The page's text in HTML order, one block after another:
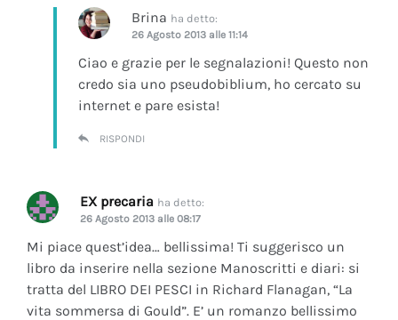
Brina ha detto:
26 Agosto 2013 alle 11:14
Ciao e grazie per le segnalazioni! Questo non
credo sia uno pseudobiblium, ho cercato su
internet e pare esista!
RISPONDI
EX precaria ha detto:
26 Agosto 2013 alle 08:17
Mi piace quest’idea… bellissima! Ti suggerisco un
libro da inserire nella sezione Manoscritti e diari: si
tratta del LIBRO DEI PESCI in Richard Flanagan, “La
vita sommersa di Gould”. E’ un romanzo bellissimo